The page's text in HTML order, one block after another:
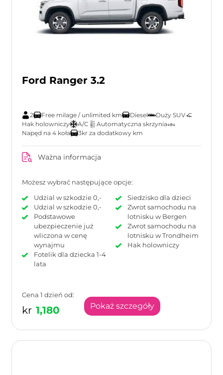
Ford Ranger 3.2
2 Free milage / unlimited km Diesel
Duży SUV
Hak holowniczy
A/C
Automatyczna skrzynia
Napęd na 4 koła
3kr za dodatkowy km
Ważna informacja
Możesz wybrać następujące opcje:
Udzial w szkodzie 0,-
Udzial w szkodzie 0,-
Podstawowe
ubezpieczenie już
wliczona w cenę
wynajmu
Fotelik dla dziecka 1-4
lata
Siedzisko dla dzieci
Zwrot samochodu na
lotnisku w Bergen
Zwrot samochodu na
lotnisku w Trondheim
Hak holowniczy
Cena 1 dzień od:
kr 1,180 Pokaż szczegóły